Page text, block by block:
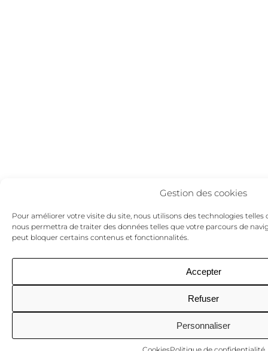
Gestion des cookies
Pour améliorer votre visite du site, nous utilisons des technologies telles
nous permettra de traiter des données telles que votre parcours de
peut bloquer certains contenus et fonctionnalités.
Accepter
Refuser
Personnaliser